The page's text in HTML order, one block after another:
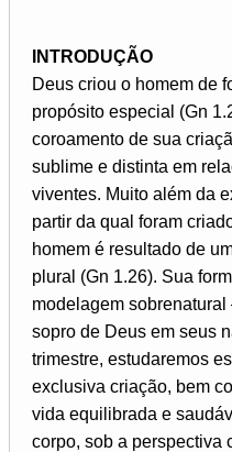
INTRODUÇÃO
Deus criou o homem de
propósito especial (Gn
coroamento de sua
sublime e distinta em
viventes. Muito além da
partir da qual foram
homem é resultado de
plural (Gn 1.26). Sua
modelagem
sopro de Deus em seus
trimestre, estudaremos
exclusiva criação, bem
vida equilibrada e
corpo, sob a perspectiva